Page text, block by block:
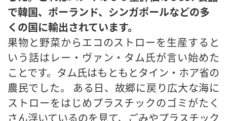
で韓国、ポーランド、シンガポールなどの多
くの国に輸出されています。
果物と野菜からエコのストローを生産すると
いう話はレー・ヴァン・タム氏が言い始めた
ことです。タム氏はもともとタイン・ホア省の
農民でした。 ある日、故郷に戻り広大な海に
ストローをはじめプラスチックのゴミがたく
さん浮いているのを見て、ごみやプラスチック